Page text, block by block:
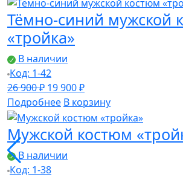
26
900 ₽.
900 ₽.
Тёмно-синий мужской
«тройка»
В наличии
Код: 1-42
26 900₽ Первоначальная
цена
составляла
26
900 ₽.
19 900₽Текущая
цена:
19
900 ₽.
Подробнее В корзину
Мужской костюм
В наличии
Код: 1-38